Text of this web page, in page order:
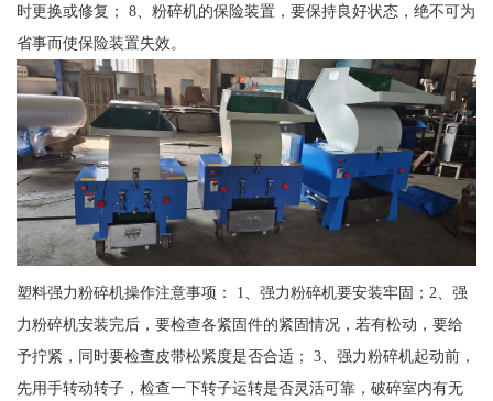
时更换或修复； 8、粉碎机的保险装置，要保持良好状态，绝不可为
省事而使保险装置失效。
塑料强力粉碎机操作注意事项： 1、强力粉碎机要安装牢固；2、强
力粉碎机安装完后，要检查各紧固件的紧固情况，若有松动，要给
予拧紧，同时要检查皮带松紧度是否合适； 3、强力粉碎机起动前，
先用手转动转子，检查一下转子运转是否灵活可靠，破碎室内有无